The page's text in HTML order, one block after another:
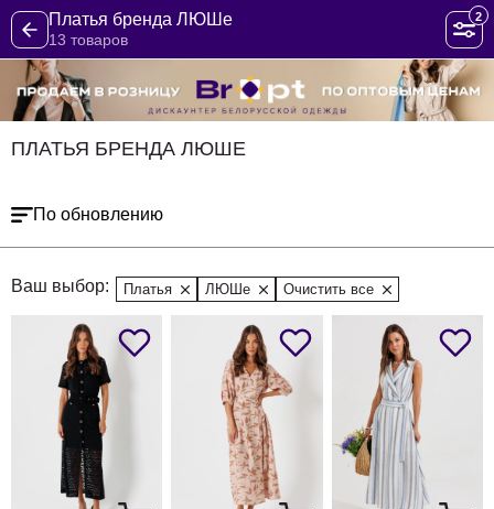
Платья бренда ЛЮШе
13 товаров
2
ПЛАТЬЯ БРЕНДА ЛЮШЕ
По обновлению
Ваш выбор: Платья ЛЮШе Очистить все